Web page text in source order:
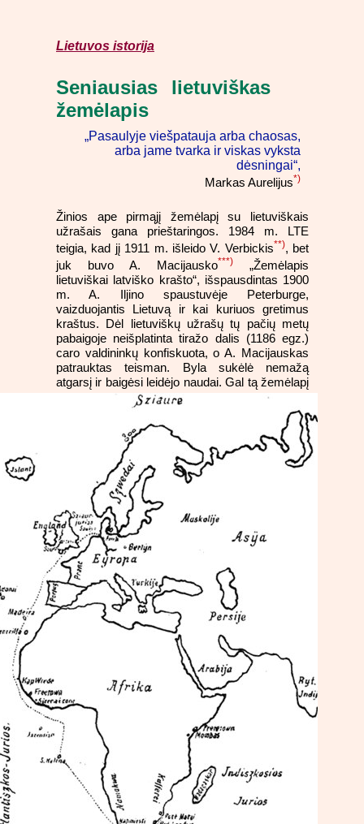
Lietuvos istorija
Seniausias lietuviškas
žemėlapis
„Pasaulyje viešpatauja arba chaosas,
arba jame tvarka ir viskas vyksta
dėsningai“,
Markas Aurelijus*)
Žinios ape pirmąjį žemėlapį su lietuviškais
užrašais gana prieštaringos. 1984 m. LTE
teigia, kad jį 1911 m. išleido V. Verbickis**), bet
juk buvo A. Macijausko***)
„Žemėlapis
lietuviškai latviško krašto“, išspausdintas 1900
m. A. Iljino spaustuvėje Peterburge,
vaizduojantis Lietuvą ir kai kuriuos gretimus
kraštus. Dėl lietuviškų užrašų tų pačių metų
pabaigoje neišplatinta tiražo dalis (1186 egz.)
caro valdininkų konfiskuota, o A. Macijauskas
patrauktas teisman. Byla sukėlė nemažą
atgarsį ir baigėsi leidėjo naudai. Gal tą žemėlapį